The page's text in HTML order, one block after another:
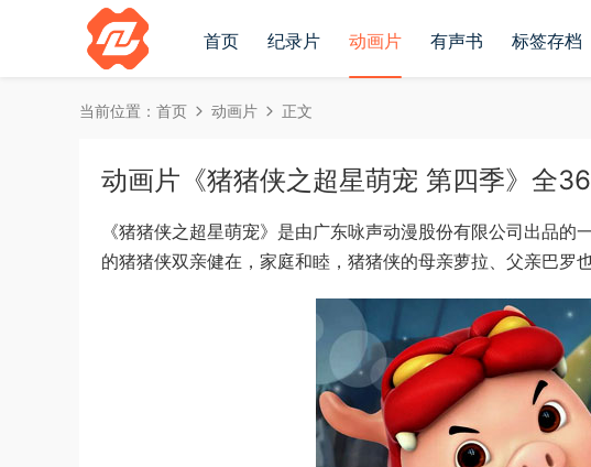
首页 纪录片 动画片 有声书 标签存档
当前位置： 首页 动画片 正文
动画片《猪猪侠之超星萌宠 第四季》全
《猪猪侠之超星萌宠》是由广东咏声动漫股份有限公司出品
的猪猪侠双亲健在，家庭和睦，猪猪侠的母亲萝拉、父亲巴罗